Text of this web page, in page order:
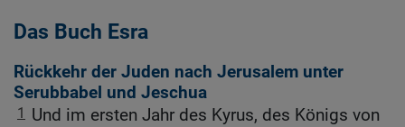
Das Buch Esra
Rückkehr der Juden nach Jerusalem unter
Serubbabel und Jeschua
1
Und im ersten Jahr des Kyrus, des Königs von